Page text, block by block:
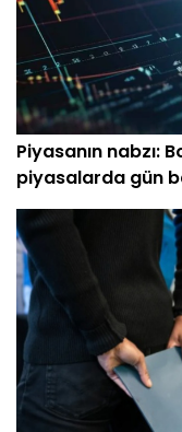
Piyasanın nabzı:
piyasalarda gün